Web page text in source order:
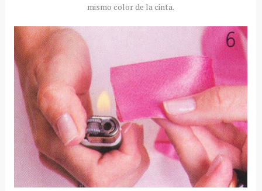
mismo color de la cinta.